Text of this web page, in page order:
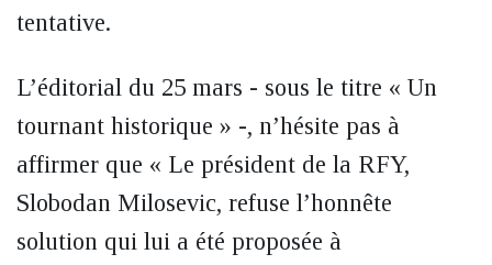
tentative.
L’éditorial du 25 mars - sous le titre « Un
tournant historique » -, n’hésite pas à
affirmer que « Le président de la RFY,
Slobodan Milosevic, refuse l’honnête
solution qui lui a été proposée à